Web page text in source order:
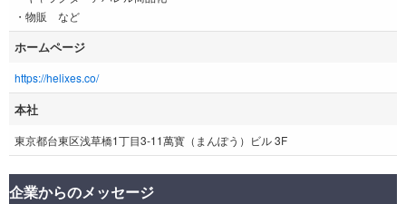
・物販 など
ホームページ
https://helixes.co/
本社
東京都台東区浅草橋1丁目3-11萬寳（まんぽう）ビル 3F
企業からのメッセージ